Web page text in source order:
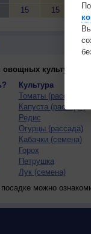
15 15 15
культур
Культура
Томаты (рассада)
Капуста (рассада)
Редис
Огурцы (рассада)
Кабачки (семена)
Горох
Петрушка
Лук (семена)
можно